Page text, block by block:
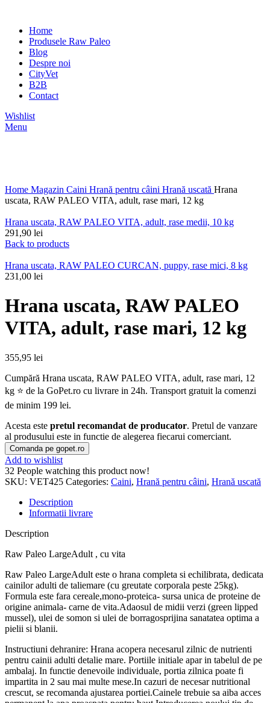
Home
Produsele Raw Paleo
Blog
Despre noi
CityVet
B2B
Contact
Wishlist
Menu
Home Magazin Caini Hrană pentru câini Hrană uscată Hrana
uscata, RAW PALEO VITA, adult, rase mari, 12 kg
Hrana uscata, RAW PALEO VITA, adult, rase medii, 10 kg
291,90 lei
Back to products
Hrana uscata, RAW PALEO CURCAN, puppy, rase mici, 8 kg
231,00 lei
Hrana uscata, RAW PALEO
VITA, adult, rase mari, 12 kg
355,95 lei
Cumpără Hrana uscata, RAW PALEO VITA, adult, rase mari, 12
kg ⭐ de la GoPet.ro cu livrare in 24h. Transport gratuit la comenzi
de minim 199 lei.
Acesta este pretul recomandat de producator. Pretul de vanzare
al produsului este in functie de alegerea fiecarui comerciant.
Comanda pe gopet.ro
Add to wishlist
32 People watching this product now!
SKU: VET425 Categories: Caini, Hrană pentru câini, Hrană uscată
Description
Informatii livrare
Description
Raw Paleo LargeAdult , cu vita
Raw Paleo LargeAdult este o hrana completa si echilibrata, dedicata
cainilor adulti de taliemare (cu greutate corporala peste 25kg).
Formula este fara cereale,mono-proteica- sursa unica de proteine de
origine animala- carne de vita.Adaosul de midii verzi (green lipped
mussel), ulei de somon si ulei de borragosprijina sanatatea optima a
pielii si blanii.
Instructiuni dehranire: Hrana acopera necesarul zilnic de nutrienti
pentru cainii adulti detalie mare. Portiile initiale apar in tabelul de pe
ambalaj. In functie denevoile individuale, portia zilnica poate fi
impartita in 2 sau mai multe mese.In cazuri de necesar nutritional
crescut, se recomanda ajustarea portiei.Cainele trebuie sa aiba acces